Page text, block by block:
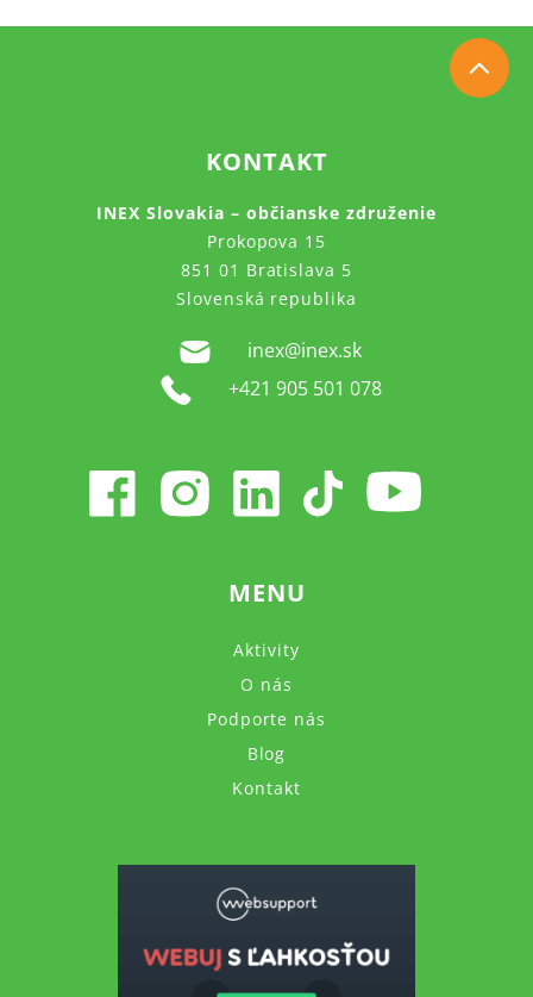
KONTAKT
INEX Slovakia – občianske združenie
Prokopova 15
851 01 Bratislava 5
Slovenská republika
inex@inex.sk
+421 905 501 078
MENU
Aktivity
O nás
Podporte nás
Blog
Kontakt